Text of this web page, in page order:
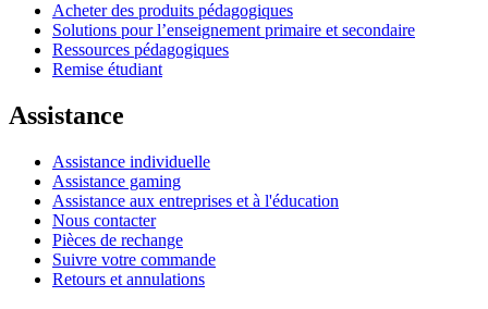
Acheter des produits pédagogiques
Solutions pour l’enseignement primaire et secondaire
Ressources pédagogiques
Remise étudiant
Assistance
Assistance individuelle
Assistance gaming
Assistance aux entreprises et à l'éducation
Nous contacter
Pièces de rechange
Suivre votre commande
Retours et annulations